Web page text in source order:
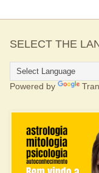
SELECT THE
Powered by